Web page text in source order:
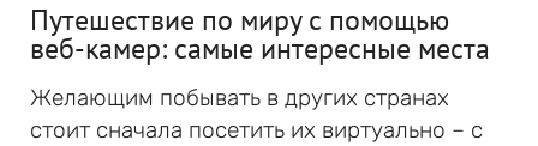
Путешествие по миру с помощью
веб-камер: самые интересные места
Желающим побывать в других странах
стоит сначала посетить их виртуально – с